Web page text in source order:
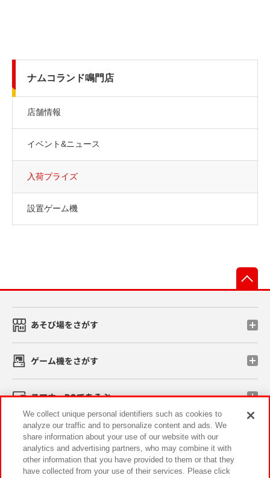
ナムコランド鳴門店
店舗情報
イベント&ニュース
入荷プライズ
設置ゲーム機
あそび場をさがす
ゲーム機をさがす
スマホ・PCであそぶ
イベント・キャンペーン
We collect unique personal identifiers such as cookies to
analyze our traffic and to personalize content and ads. We
share information about your use of our website with our
analytics and advertising partners, who may combine it with
other information that you have provided to them or that they
have collected from your use of their services. Please click